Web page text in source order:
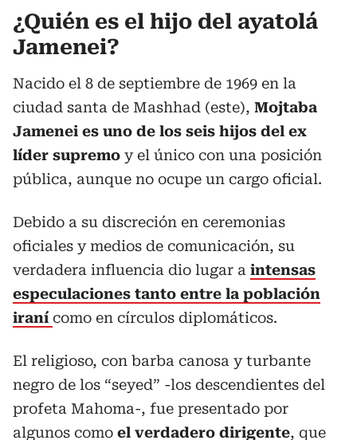
¿Quién es el hijo del ayatolá
Jamenei?
Nacido el 8 de septiembre de 1969 en la
ciudad santa de Mashhad (este), Mojtaba
Jamenei es uno de los seis hijos del ex
líder supremo y el único con una posición
pública, aunque no ocupe un cargo oficial.
Debido a su discreción en ceremonias
oficiales y medios de comunicación, su
verdadera influencia dio lugar a intensas
especulaciones tanto entre la población
iraní como en círculos diplomáticos.
El religioso, con barba canosa y turbante
negro de los “seyed” -los descendientes del
profeta Mahoma-, fue presentado por
algunos como el verdadero dirigente, que